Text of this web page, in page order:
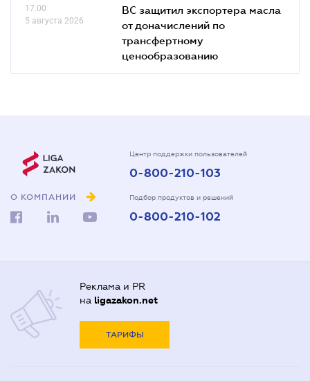
17.00
5 августа 2026
ВС защитил экспортера масла
от доначислений по
трансфертному
ценообразованию
О КОМПАНИИ
Центр поддержки пользователей
0-800-210-103
Подбор продуктов и решений
0-800-210-102
Реклама и PR
на ligazakon.net
ТАРИФЫ